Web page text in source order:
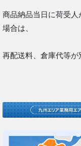
商品納品当日に荷受
場合は、
再配送料、倉庫代等が